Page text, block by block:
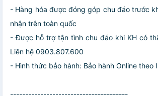
- Hàng hóa được đóng góp chu đáo trước
nhận trên toàn quốc
- Được hỗ trợ tận tình chu đáo khi KH có
Liên hệ 0903.807.600
- Hình thức bảo hành: Bảo hành Online theo
---------------------------------------